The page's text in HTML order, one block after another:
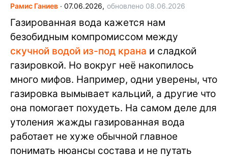
Рамис Ганиев ∙ 07.06.2026, обновлено 08.06.2026
Газированная вода кажется нам
безобидным компромиссом между
скучной водой из-под крана и сладкой
газировкой. Но вокруг неё накопилось
много мифов. Например, одни уверены, что
газировка вымывает кальций, а другие что
она помогает похудеть. На самом деле для
утоления жажды газированная вода
работает не хуже обычной главное
понимать нюансы состава и не путать